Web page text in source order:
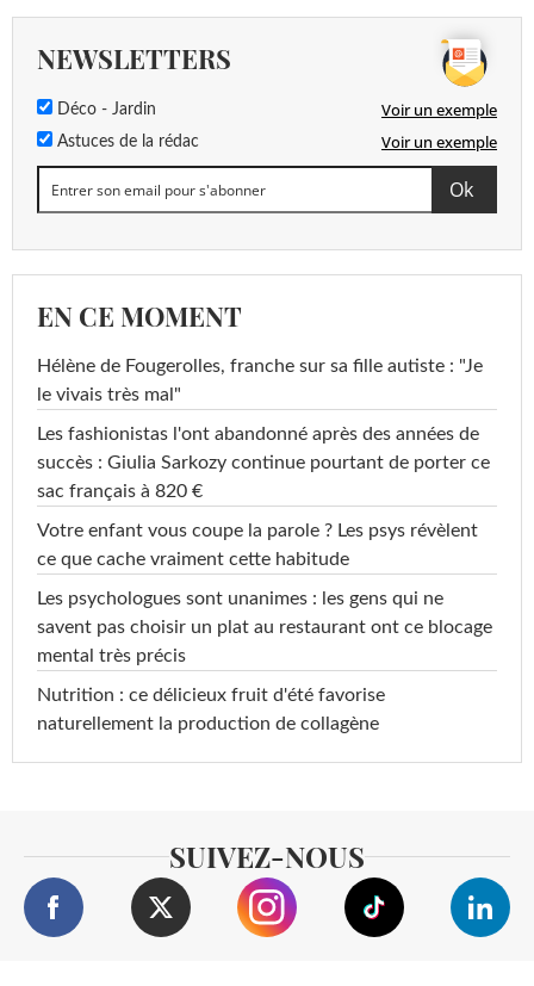
NEWSLETTERS
Déco - Jardin Voir un exemple
Astuces de la rédac Voir un exemple
EN CE MOMENT
Hélène de Fougerolles, franche sur sa fille autiste : "Je
le vivais très mal"
Les fashionistas l'ont abandonné après des années de
succès : Giulia Sarkozy continue pourtant de porter ce
sac français à 820 €
Votre enfant vous coupe la parole ? Les psys révèlent
ce que cache vraiment cette habitude
Les psychologues sont unanimes : les gens qui ne
savent pas choisir un plat au restaurant ont ce blocage
mental très précis
Nutrition : ce délicieux fruit d'été favorise
naturellement la production de collagène
SUIVEZ-NOUS